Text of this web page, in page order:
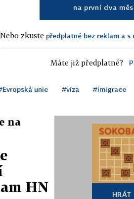
na první dva
Nebo zkuste předplatné bez reklam a
Máte již předplatné?
unie #víza #imigrace
na
HN
HRÁT